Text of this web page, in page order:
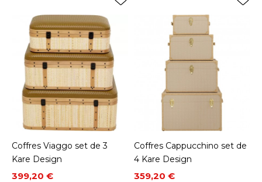
Coffres Viaggo set de 3
Kare Design
Prix
399,20 €
Prix de base
Coffres Cappucchino set de
4 Kare Design
Prix
359,20 €
Prix de base